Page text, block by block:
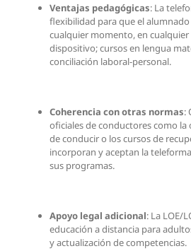
Ventajas pedagógicas: La
flexibilidad para que el
cualquier momento, en
dispositivo; cursos en lengua
conciliación laboral-personal.
Coherencia con otras normas:
oficiales de conductores como
de conducir o los cursos de
incorporan y aceptan la
sus programas.
Apoyo legal adicional: La LOE/
educación a distancia para
y actualización de competencias.